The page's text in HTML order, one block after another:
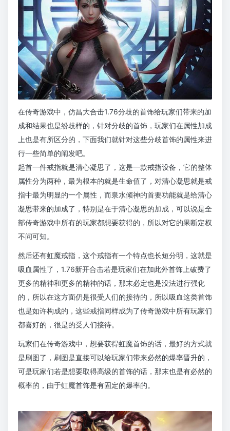
在传奇游戏中，仿昌大合击1.76分歧的首饰给玩家们带来的加
成和结果也是纷歧样的，针对分歧的首饰，玩家们在属性加成
上也是有所区分的，下面我们就针对这些分歧首饰的属性来进
行一些简单的阐发吧。
起首一件戒指就是清心凝思了，这是一款戒指设备，它的整体
属性分为两种，最为根本的就是生命值了，对清心凝思就是戒
指中最为明显的一个属性，而泉水倾神的首要功能就是给清心
凝思带来的加成了，特别是在于清心凝思的加成，可以说是全
部传奇游戏中所有的玩家都想要获得的，所以对它的果断定权
不问可知。
然后还有虹魔戒指，这个戒指有一个特点也长短分明，这就是
吸血属性了，1.76新开合击若是玩家们在加此外首饰上破费了
更多的精神和更多的精神的话，那末必定也是没法进行强化
的，所以在这方面仍是很受人们的接待的，所以吸血这类首饰
也是如许构成的，这些戒指同样成为了传奇游戏中所有玩家们
都喜好的，很是的受人们接待。
玩家们在传奇游戏中，想要获得虹魔首饰的话，最好的方式就
是刷图了，刷图是直接可以给玩家们带来必然的爆率晋升的，
可是玩家们若是想要取得高级的首饰的话，那末也是有必然的
概率的，由于虹魔首饰是有固定的爆率的。